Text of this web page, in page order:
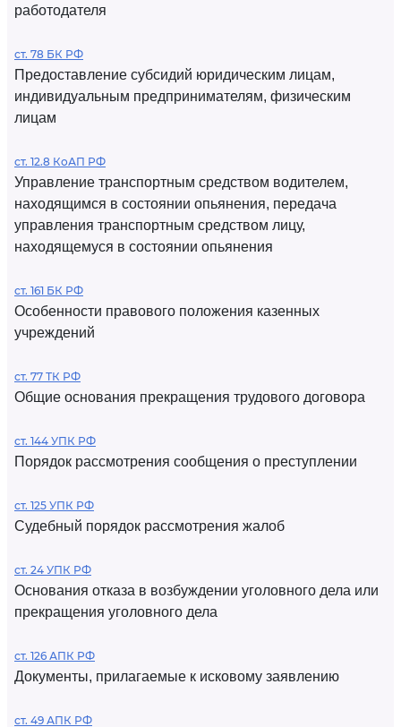
работодателя
ст. 78 БК РФ
Предоставление субсидий юридическим лицам,
индивидуальным предпринимателям, физическим
лицам
ст. 12.8 КоАП РФ
Управление транспортным средством водителем,
находящимся в состоянии опьянения, передача
управления транспортным средством лицу,
находящемуся в состоянии опьянения
ст. 161 БК РФ
Особенности правового положения казенных
учреждений
ст. 77 ТК РФ
Общие основания прекращения трудового договора
ст. 144 УПК РФ
Порядок рассмотрения сообщения о преступлении
ст. 125 УПК РФ
Судебный порядок рассмотрения жалоб
ст. 24 УПК РФ
Основания отказа в возбуждении уголовного дела или
прекращения уголовного дела
ст. 126 АПК РФ
Документы, прилагаемые к исковому заявлению
ст. 49 АПК РФ